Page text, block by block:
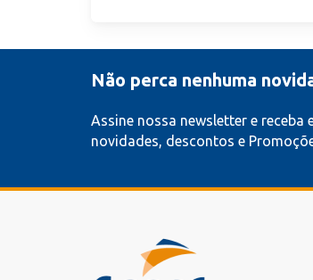
Não perca nenhuma
Assine nossa newsletter e receba
novidades, descontos e